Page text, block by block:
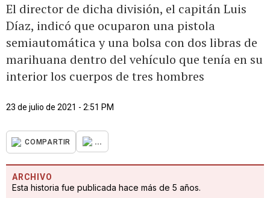
El director de dicha división, el capitán Luis
Díaz, indicó que ocuparon una pistola
semiautomática y una bolsa con dos libras de
marihuana dentro del vehículo que tenía en su
interior los cuerpos de tres hombres
23 de julio de 2021 - 2:51 PM
COMPARTIR ...
ARCHIVO
Esta historia fue publicada hace más de 5 años.